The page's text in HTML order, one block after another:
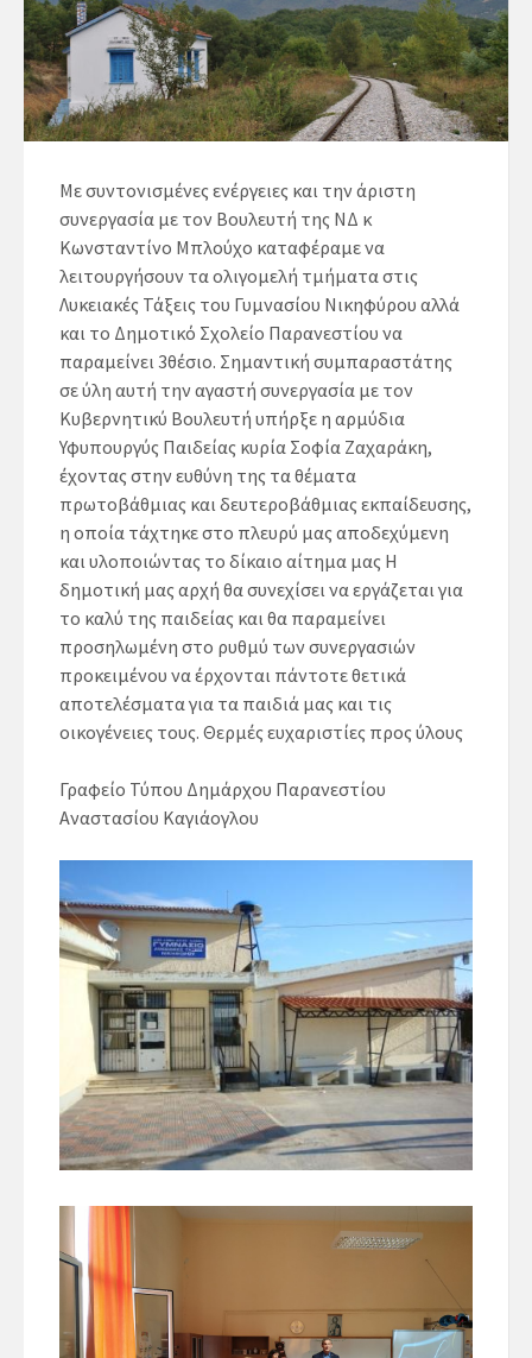
Με συντονισμένες ενέργειες και την άριστη
συνεργασία με τον Βουλευτή της ΝΔ κ
Κωνσταντίνο Μπλούχο καταφέραμε να
λειτουργήσουν τα ολιγομελή τμήματα στις
Λυκειακές Τάξεις του Γυμνασίου Νικηφύρου αλλά
και το Δημοτικό Σχολείο Παρανεστίου να
παραμείνει 3θέσιο. Σημαντική συμπαραστάτης
σε ύλη αυτή την αγαστή συνεργασία με τον
Κυβερνητικύ Βουλευτή υπήρξε η αρμύδια
Υφυπουργύς Παιδείας κυρία Σοφία Ζαχαράκη,
έχοντας στην ευθύνη της τα θέματα
πρωτοβάθμιας και δευτεροβάθμιας εκπαίδευσης,
η οποία τάχτηκε στο πλευρύ μας αποδεχύμενη
και υλοποιώντας το δίκαιο αίτημα μας Η
δημοτική μας αρχή θα συνεχίσει να εργάζεται για
το καλύ της παιδείας και θα παραμείνει
προσηλωμένη στο ρυθμύ των συνεργασιών
προκειμένου να έρχονται πάντοτε θετικά
αποτελέσματα για τα παιδιά μας και τις
οικογένειες τους. Θερμές ευχαριστίες προς ύλους
Γραφείο Τύπου Δημάρχου Παρανεστίου
Αναστασίου Καγιάογλου